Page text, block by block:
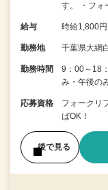
す。 ・フォ
給与 時給1,800
勤務地 千葉県大網
勤務時間
9：00～18
み・午後の
応募資格
フォークリ
ばOK！
後で見る